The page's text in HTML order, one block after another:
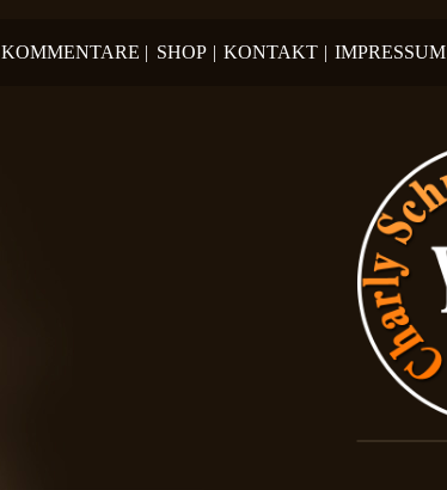
KOMMENTARE | SHOP | KONTAKT | IMPRESSUM